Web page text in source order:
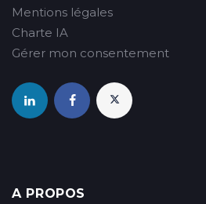
Mentions légales
Charte IA
Gérer mon consentement
A PROPOS